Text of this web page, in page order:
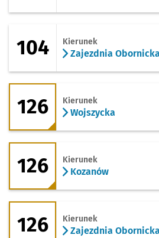
104 - kierunek
104 Kierunek
Zajezdnia Obornicka
126 - kierunek
126 Kierunek
Wojszycka
126 - kierunek Kozanów
126 Kierunek
Kozanów
126 - kierunek
126 Kierunek
Zajezdnia Obornicka